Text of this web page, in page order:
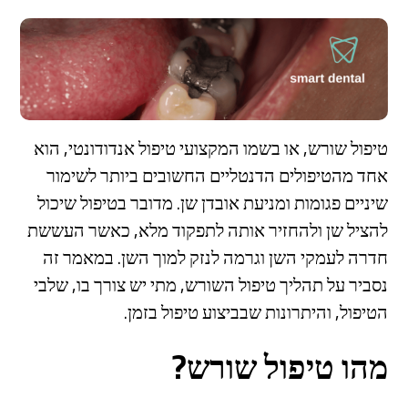
טיפול שורש, או בשמו המקצועי טיפול אנדודונטי, הוא
אחד מהטיפולים הדנטליים החשובים ביותר לשימור
שיניים פגומות ומניעת אובדן שן. מדובר בטיפול שיכול
להציל שן ולהחזיר אותה לתפקוד מלא, כאשר העששת
חדרה לעמקי השן וגרמה לנזק למוך השן. במאמר זה
נסביר על תהליך טיפול השורש, מתי יש צורך בו, שלבי
הטיפול, והיתרונות שבביצוע טיפול בזמן.
מהו טיפול שורש?